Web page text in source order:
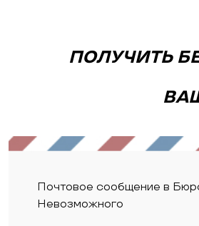
ПОЛУЧИТЬ
Почтовое сообщение в
Невозможного